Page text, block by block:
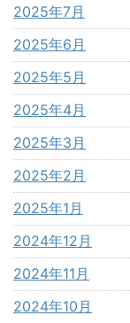
2025年7月
2025年6月
2025年5月
2025年4月
2025年3月
2025年2月
2025年1月
2024年12月
2024年11月
2024年10月